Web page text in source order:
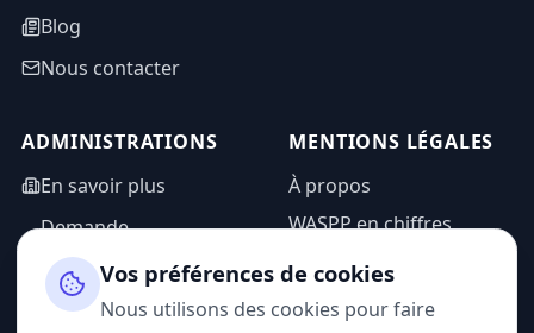
Blog
Nous contacter
ADMINISTRATIONS
En savoir plus
Demande
d'information
Espace admin
MENTIONS LÉGALES
À propos
WASPP en chiffres
Mentions légales
Politique de
confidentialité
Vos préférences de cookies
Nous utilisons des cookies pour faire